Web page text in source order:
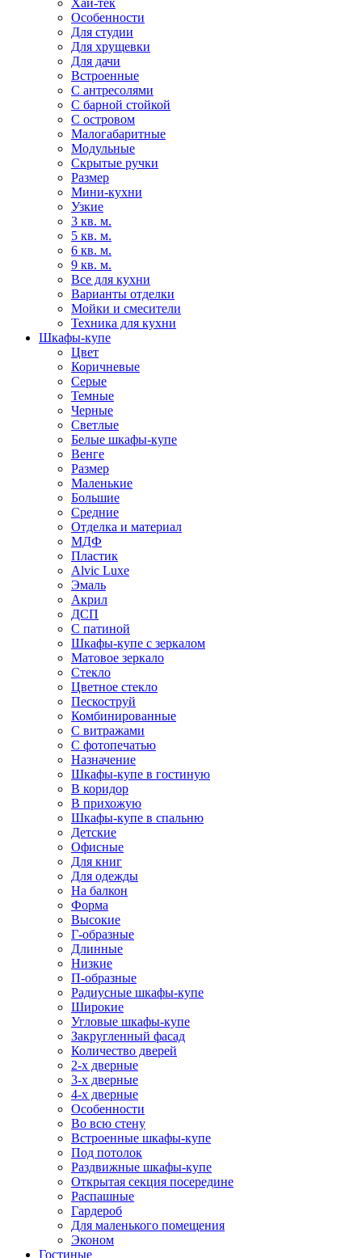
Хай-тек
Особенности
Для студии
Для хрущевки
Для дачи
Встроенные
С антресолями
С барной стойкой
С островом
Малогабаритные
Модульные
Скрытые ручки
Размер
Мини-кухни
Узкие
3 кв. м.
5 кв. м.
6 кв. м.
9 кв. м.
Все для кухни
Варианты отделки
Мойки и смесители
Техника для кухни
Шкафы-купе
Цвет
Коричневые
Серые
Темные
Черные
Светлые
Белые шкафы-купе
Венге
Размер
Маленькие
Большие
Средние
Отделка и материал
МДФ
Пластик
Alvic Luxe
Эмаль
Акрил
ДСП
С патиной
Шкафы-купе с зеркалом
Матовое зеркало
Стекло
Цветное стекло
Пескоструй
Комбинированные
С витражами
С фотопечатью
Назначение
Шкафы-купе в гостиную
В коридор
В прихожую
Шкафы-купе в спальню
Детские
Офисные
Для книг
Для одежды
На балкон
Форма
Высокие
Г-образные
Длинные
Низкие
П-образные
Радиусные шкафы-купе
Широкие
Угловые шкафы-купе
Закругленный фасад
Количество дверей
2-х дверные
3-х дверные
4-х дверные
Особенности
Во всю стену
Встроенные шкафы-купе
Под потолок
Раздвижные шкафы-купе
Открытая секция посередине
Распашные
Гардероб
Для маленького помещения
Эконом
Гостиные